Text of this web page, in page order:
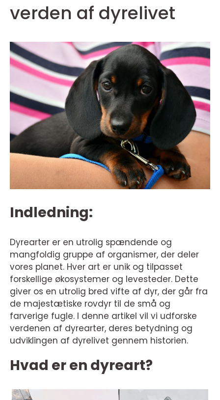
verden af dyrelivet
Indledning:
Dyrearter er en utrolig spændende og
mangfoldig gruppe af organismer, der deler
vores planet. Hver art er unik og tilpasset
forskellige økosystemer og levesteder. Dette
giver os en utrolig bred vifte af dyr, der går fra
de majestætiske rovdyr til de små og
farverige fugle. I denne artikel vil vi udforske
verdenen af dyrearter, deres betydning og
udviklingen af dyrelivet gennem historien.
Hvad er en dyreart?